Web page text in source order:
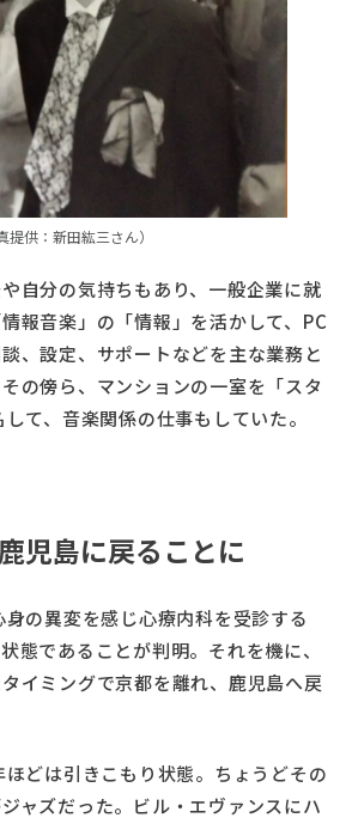
供：新田紘三さん）
自分の気持ちもあり、一般企業に就
報音楽」の「情報」を活かして、PC
、設定、サポートなどを主な業務と
の傍ら、マンションの一室を「スタ
て、音楽関係の仕事もしていた。
児島に戻ることに
の異変を感じ心療内科を受診する
態であることが判明。それを機に、
イミングで京都を離れ、鹿児島へ戻
どは引きこもり状態。ちょうどその
ャズだった。ビル・エヴァンスにハ